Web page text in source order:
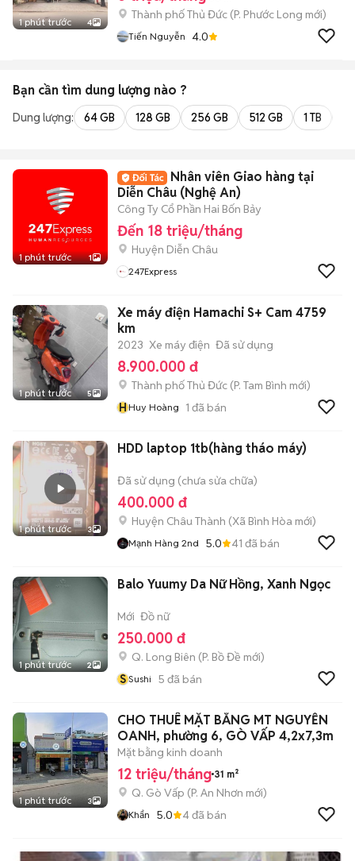
1 phút trước 4
Thành phố Thủ Đức (P. Phước Long mới)
Tiến Nguyễn 4.0
Bạn cần tìm dung lượng nào ?
Dung lượng: 64 GB 128 GB 256 GB 512 GB 1 TB
1 phút trước 1
Nhân viên Giao hàng tại
Diễn Châu (Nghệ An)
Công Ty Cổ Phần Hai Bốn Bảy
Đến 18 triệu/tháng
Huyện Diễn Châu
247Express
1 phút trước 5
Xe máy điện Hamachi S+ Cam 4759
km
2023 Xe máy điện Đã sử dụng
8.900.000 đ
Thành phố Thủ Đức (P. Tam Bình mới)
HHuy Hoàng 1 đã bán
1 phút trước 3
HDD laptop 1tb(hàng tháo máy)
Đã sử dụng (chưa sửa chữa)
400.000 đ
Huyện Châu Thành (Xã Bình Hòa mới)
Mạnh Hàng 2nd 5.0 41 đã bán
1 phút trước 2
Balo Yuumy Da Nữ Hồng, Xanh Ngọc
Mới Đồ nữ
250.000 đ
Q. Long Biên (P. Bồ Đề mới)
S Sushi 5 đã bán
1 phút trước 3
CHO THUÊ MẶT BẰNG MT NGUYỄN
OANH, phường 6, GÒ VẤP 4,2x7,3m
Mặt bằng kinh doanh
12 triệu/tháng 31 m²
Q. Gò Vấp (P. An Nhơn mới)
Khẩn 5.0 4đã bán